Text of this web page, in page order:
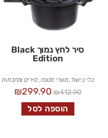
סיר לחץ נמוך Black
Edition
כלי בישול,מוצרי מטבח,סירים ומחבתות
₪412.90
₪299.90
הוספה לסל